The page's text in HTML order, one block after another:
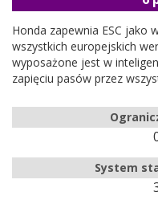
Honda zapewnia ESC jako
wszystkich europejskich
wyposażone jest w
zapięciu pasów przez
System